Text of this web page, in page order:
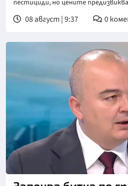
пестициди, но цените
08 август | 9:37 0
Снимка: бТВ